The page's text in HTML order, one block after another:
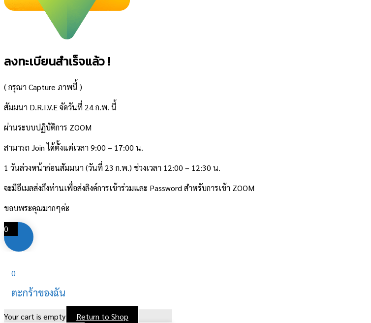
ลงทะเบียนสำเร็จแล้ว !
( กรุณา Capture ภาพนี้ )
สัมมนา D.R.I.V.E จัดวันที่ 24 ก.พ. นี้
ผ่านระบบปฏิบัติการ ZOOM
สามารถ Join ได้ตั้งแต่เวลา 9:00 – 17:00 น.
1 วันล่วงหน้าก่อนสัมมนา (วันที่ 23 ก.พ.) ช่วงเวลา 12:00 – 12:30 น.
จะมีอีเมลส่งถึงท่านเพื่อส่งลิงค์การเข้าร่วมและ Password สำหรับการเข้า ZOOM
ขอบพระคุณมากๆค่ะ
0
0
ตะกร้าของฉัน
Your cart is empty Return to Shop